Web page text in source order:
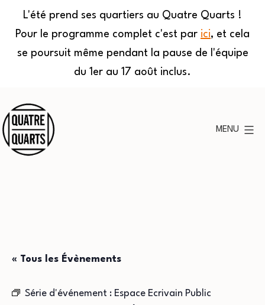
L'été prend ses quartiers au Quatre Quarts !
Pour le programme complet c'est par ici, et cela
se poursuit même pendant la pause de l'équipe
du 1er au 17 août inclus.
au
contenu
MENU
« Tous les Évènements
Série d'événement : Espace Ecrivain Public